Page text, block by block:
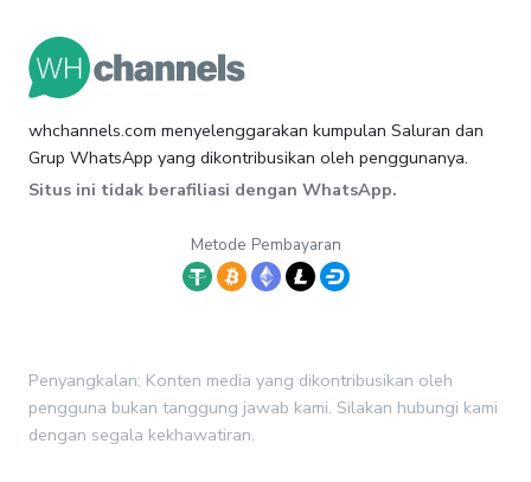
whchannels.com menyelenggarakan kumpulan Saluran dan
Grup WhatsApp yang dikontribusikan oleh penggunanya.
Situs ini tidak berafiliasi dengan WhatsApp.
Metode Pembayaran
Penyangkalan: Konten media yang dikontribusikan oleh
pengguna bukan tanggung jawab kami. Silakan hubungi kami
dengan segala kekhawatiran.